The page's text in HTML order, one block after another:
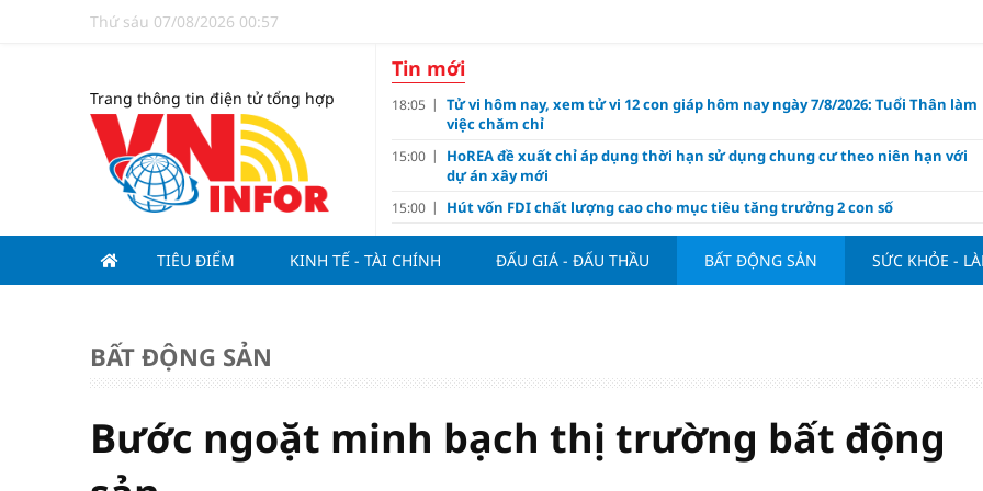
Thứ sáu 07/08/2026 00:57
Trang thông tin điện tử tổng hợp
Tin mới
18:05
Tử vi hôm nay, xem tử vi 12 con giáp hôm nay ngày 7/8/2026: Tuổi Thân làm
việc chăm chỉ
15:00
HoREA đề xuất chỉ áp dụng thời hạn sử dụng chung cư theo niên hạn với
dự án xây mới
15:00 Hút vốn FDI chất lượng cao cho mục tiêu tăng trưởng 2 con số
13:15 Động lực nào để Việt Nam hiện thực hóa mục tiêu tăng trưởng 10%?
13:00 Nghiên cứu tính tiền gửi Kho bạc vào nguồn vốn huy động của ngân hàng
nảy lửa của Hoàng Hên
09:15 Đề xuất đưa kim cương vào ngành nghề kinh doanh có điều kiện như vàng
TIÊU ĐIỂM KINH TẾ - TÀI CHÍNH ĐẤU GIÁ - ĐẤU THẦU BẤT ĐỘNG SẢN SỨC KHỎE -
BẤT ĐỘNG SẢN
Bước ngoặt minh bạch thị trường bất động